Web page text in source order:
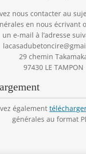
nous contacter au
en nous écrivant
un e-mail à l’adresse
29 chemin
97430 LE TAMPON
également
générales au format